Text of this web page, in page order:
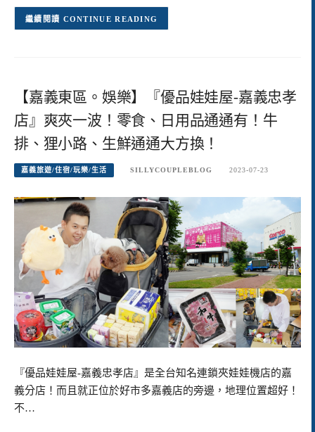
CONTINUE READING
【嘉義東區。娛樂】『優品娃娃屋-嘉義忠孝
店』爽夾一波！零食、日用品通通有！牛
排、狸小路、生鮮通通大方換！
嘉義旅遊/住宿/玩樂/生活 SILLYCOUPLEBLOG 2023-07-23
『優品娃娃屋-嘉義忠孝店』是全台知名連鎖夾娃娃機店的嘉
義分店！而且就正位於好市多嘉義店的旁邊，地理位置超好！
不…